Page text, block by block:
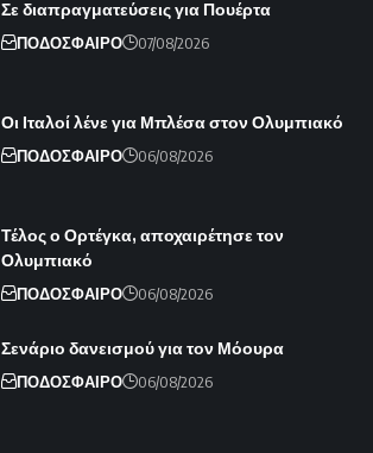
Σε διαπραγματεύσεις για Πουέρτα
ΠΟΔΟΣΦΑΙΡΟ 07/08/2026
Οι Ιταλοί λένε για Μπλέσα στον Ολυμπιακό
ΠΟΔΟΣΦΑΙΡΟ 06/08/2026
Τέλος ο Ορτέγκα, αποχαιρέτησε τον
Ολυμπιακό
ΠΟΔΟΣΦΑΙΡΟ 06/08/2026
Σενάριο δανεισμού για τον Μόουρα
ΠΟΔΟΣΦΑΙΡΟ 06/08/2026